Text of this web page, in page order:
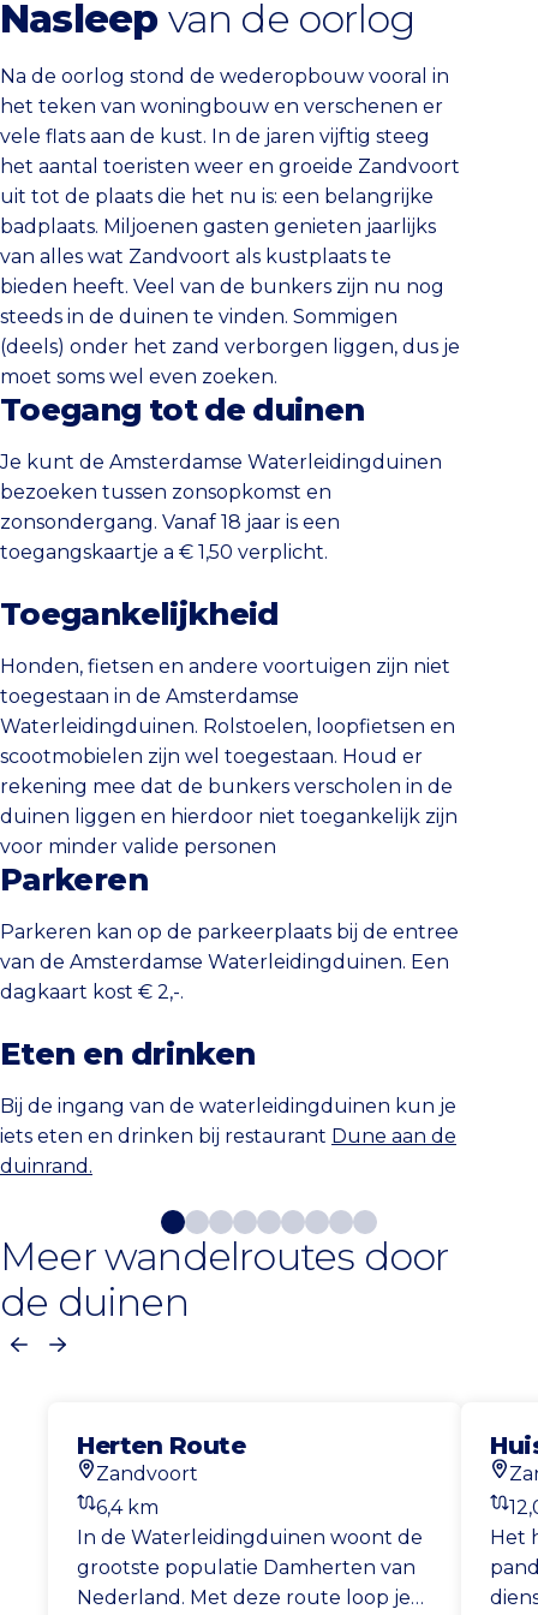
Nasleep van de oorlog
Na de oorlog stond de wederopbouw vooral in
het teken van woningbouw en verschenen er
vele flats aan de kust. In de jaren vijftig steeg
het aantal toeristen weer en groeide Zandvoort
uit tot de plaats die het nu is: een belangrijke
badplaats. Miljoenen gasten genieten jaarlijks
van alles wat Zandvoort als kustplaats te
bieden heeft. Veel van de bunkers zijn nu nog
steeds in de duinen te vinden. Sommigen
(deels) onder het zand verborgen liggen, dus je
moet soms wel even zoeken.
Toegang tot de duinen
Je kunt de Amsterdamse Waterleidingduinen
bezoeken tussen zonsopkomst en
zonsondergang. Vanaf 18 jaar is een
toegangskaartje a € 1,50 verplicht.
Toegankelijkheid
Honden, fietsen en andere voortuigen zijn niet
toegestaan in de Amsterdamse
Waterleidingduinen. Rolstoelen, loopfietsen en
scootmobielen zijn wel toegestaan. Houd er
rekening mee dat de bunkers verscholen in de
duinen liggen en hierdoor niet toegankelijk zijn
voor minder valide personen
Parkeren
Parkeren kan op de parkeerplaats bij de entree
van de Amsterdamse Waterleidingduinen. Een
dagkaart kost € 2,-.
Eten en drinken
Bij de ingang van de waterleidingduinen kun je
iets eten en drinken bij restaurant Dune aan de
duinrand.
Meer wandelroutes door
de duinen
VorigeVolgende
Herten Route
Startlocatie
Zandvoort
Afstand
6,4 km
In de Waterleidingduinen woont de
grootste populatie Damherten van
Nederland. Met deze route loop je
Het